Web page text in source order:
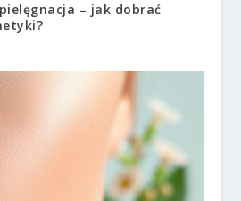
– jak dobrać